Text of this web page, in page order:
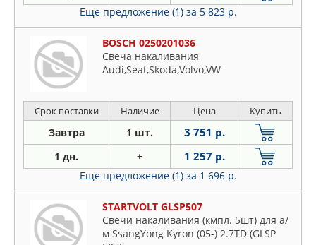
Еще предложение (1) за 5 823 р.
BOSCH 0250201036
Свеча накаливания
Audi,Seat,Skoda,Volvo,VW
Срок поставки Наличие Цена Купить
Завтра 1 шт. 3 751 р.
1 дн. + 1 257 р.
Еще предложение (1) за 1 696 р.
STARTVOLT GLSP507
Свечи накаливания (кмпл. 5шт) для а/
м SsangYong Kyron (05-) 2.7TD (GLSP